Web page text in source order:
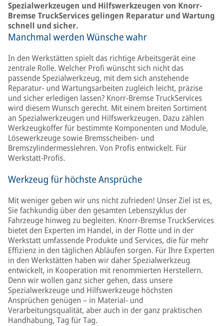
Spezialwerkzeugen und Hilfswerkzeugen von Knorr-
Bremse TruckServices gelingen Reparatur und Wartung
schnell und sicher.
Manchmal werden Wünsche wahr
In den Werkstätten spielt das richtige Arbeitsgerät eine
zentrale Rolle. Welcher Profi wünscht sich nicht das
passende Spezialwerkzeug, mit dem sich anstehende
Reparatur- und Wartungsarbeiten zugleich leicht, präzise
und sicher erledigen lassen? Knorr-Bremse TruckServices
wird diesem Wunsch gerecht. Mit einem breiten Sortiment
an Spezialwerkzeugen und Hilfswerkzeugen. Dazu zählen
Werkzeugkoffer für bestimmte Komponenten und Module,
Lösewerkzeuge sowie Bremsscheiben- und
Bremszylindermesslehren. Von Profis entwickelt. Für
Werkstatt-Profis.
Werkzeug für höchste Ansprüche
Mit weniger geben wir uns nicht zufrieden! Unser Ziel ist es,
Sie fachkundig über den gesamten Lebenszyklus der
Fahrzeuge hinweg zu begleiten. Knorr-Bremse TruckServices
bietet den Experten im Handel, in der Flotte und in der
Werkstatt umfassende Produkte und Services, die für mehr
Effizienz in den täglichen Abläufen sorgen. Für Ihre Experten
in den Werkstätten haben wir daher Spezialwerkzeug
entwickelt, in Kooperation mit renommierten Herstellern.
Denn wir wollen ganz sicher gehen, dass unsere
Spezialwerkzeuge und Hilfswerkzeuge höchsten
Ansprüchen genügen – in Material- und
Verarbeitungsqualität, aber auch in der ganz praktischen
Handhabung, Tag für Tag.